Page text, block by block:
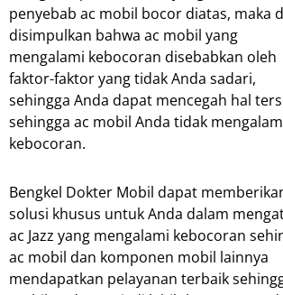
penyebab ac mobil bocor diatas, maka
disimpulkan bahwa ac mobil yang
mengalami kebocoran disebabkan oleh
faktor-faktor yang tidak Anda sadari,
sehingga Anda dapat mencegah hal
sehingga ac mobil Anda tidak
kebocoran.
Bengkel Dokter Mobil dapat
solusi khusus untuk Anda dalam
ac Jazz yang mengalami kebocoran
ac mobil dan komponen mobil lainnya
mendapatkan pelayanan terbaik